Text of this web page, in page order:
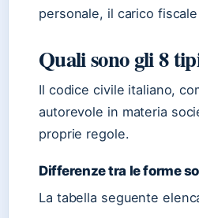
personale, il carico
Quali sono gli 8
Il codice civile italiano,
autorevole in materia
proprie regole.
Differenze tra le forme
La tabella seguente